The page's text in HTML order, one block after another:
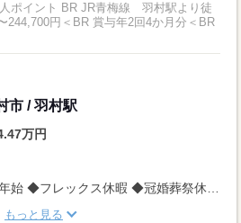
人ポイント BR JR青梅線 羽村駅より徒
244,700円＜BR 賞与年2回4か月分＜BR
市 / 羽村駅
万円
◆日曜・祝日 ◆年末年始 ◆フレックス休暇 ◆冠婚葬祭休暇 ◆生理休暇 ◆産前産後休暇 ◆育児休業（取得実績あり） など
もっと見る